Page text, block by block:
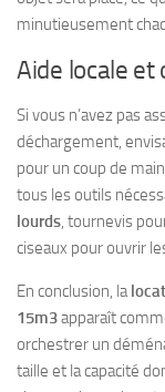
minutieusement
Aide locale et
Si vous n’avez pas
déchargement,
pour un coup de
tous les outils
lourds, tournevis
ciseaux pour ouvrir
En conclusion, la
15m3apparaît
orchestrer un
taille et la capacité